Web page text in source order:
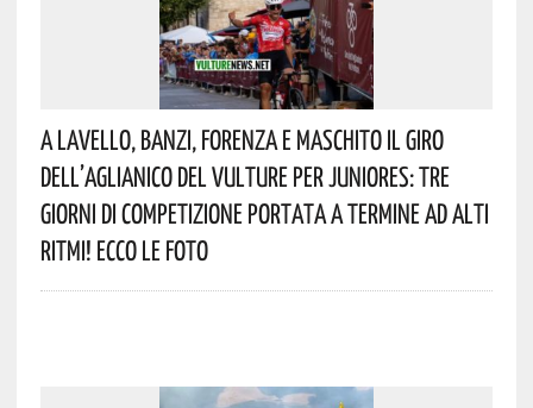
A Lavello, Banzi, Forenza E Maschito Il Giro
Dell’Aglianico Del Vulture Per Juniores: Tre
Giorni Di Competizione Portata A Termine Ad Alti
Ritmi! Ecco Le Foto